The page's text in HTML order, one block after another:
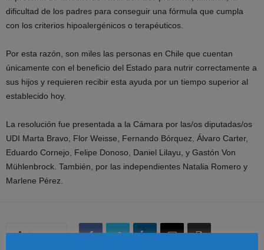
dificultad de los padres para conseguir una fórmula que cumpla
con los criterios hipoalergénicos o terapéuticos.
Por esta razón, son miles las personas en Chile que cuentan
únicamente con el beneficio del Estado para nutrir correctamente a
sus hijos y requieren recibir esta ayuda por un tiempo superior al
establecido hoy.
La resolución fue presentada a la Cámara por las/os diputadas/os
UDI Marta Bravo, Flor Weisse, Fernando Bórquez, Álvaro Carter,
Eduardo Cornejo, Felipe Donoso, Daniel Lilayu, y Gastón Von
Mühlenbrock. También, por las independientes Natalia Romero y
Marlene Pérez.
Share